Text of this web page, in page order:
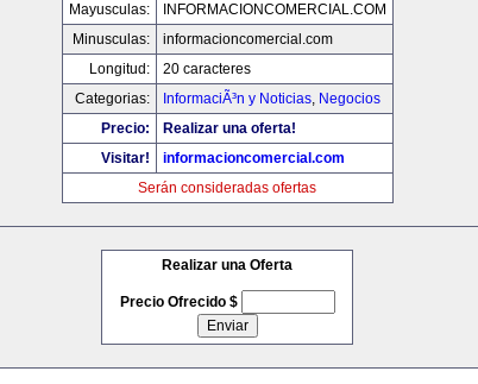
Mayusculas:
INFORMACIONCOMERCIAL.COM
Minusculas:
informacioncomercial.com
Longitud:
20 caracteres
Categorias:
InformaciÃ³n y Noticias, Negocios
Precio:
Realizar una oferta!
Visitar!
informacioncomercial.com
Serán consideradas ofertas
Realizar una Oferta
Precio Ofrecido $